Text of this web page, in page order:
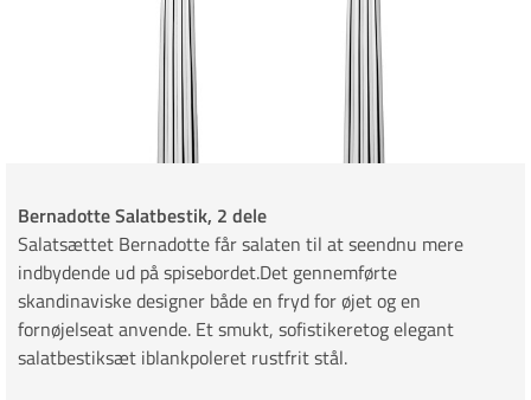
Bernadotte Salatbestik, 2 dele
Salatsættet Bernadotte får salaten til at seendnu mere
indbydende ud på spisebordet.Det gennemførte
skandinaviske designer både en fryd for øjet og en
fornøjelseat anvende. Et smukt, sofistikeretog elegant
salatbestiksæt iblankpoleret rustfrit stål.